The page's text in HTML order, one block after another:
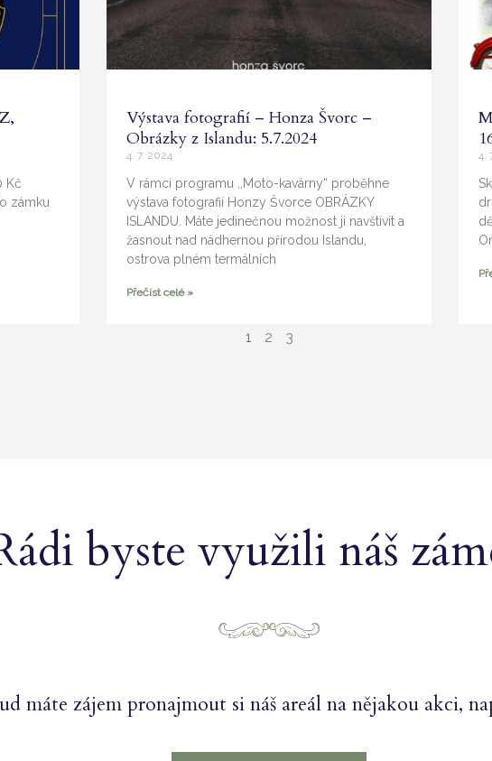
Kč
zámku
Výstava fotografií – Honza Švorc –
Obrázky z Islandu: 5.7.2024
4. 7. 2024
V rámci programu ,,Moto-kavárny“ proběhne
výstava fotografií Honzy Švorce OBRÁZKY
ISLANDU. Máte jedinečnou možnost ji navštívit a
žasnout nad nádhernou přírodou Islandu,
ostrova plném termálních
Přečíst celé »
4.
1 2 3
byste využili náš
máte zájem pronajmout si náš areál na nějakou akci,